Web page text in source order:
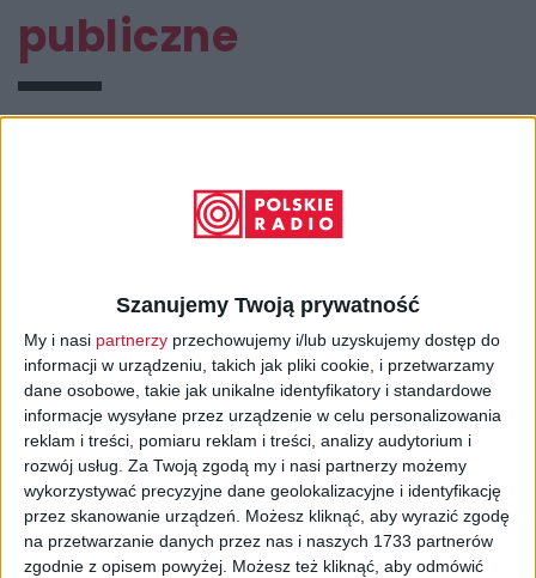
Szanujemy Twoją prywatność
My i nasi partnerzy przechowujemy i/lub uzyskujemy dostęp do
informacji w urządzeniu, takich jak pliki cookie, i przetwarzamy
dane osobowe, takie jak unikalne identyfikatory i standardowe
informacje wysyłane przez urządzenie w celu personalizowania
reklam i treści, pomiaru reklam i treści, analizy audytorium i
rozwój usług. Za Twoją zgodą my i nasi partnerzy możemy
wykorzystywać precyzyjne dane geolokalizacyjne i identyfikację
przez skanowanie urządzeń. Możesz kliknąć, aby wyrazić zgodę
na przetwarzanie danych przez nas i naszych 1733 partnerów
zgodnie z opisem powyżej. Możesz też kliknąć, aby odmówić
publiczne
Zapytanie ofertowe na zakup 10
licencji oprogramowania
AudioTXConnect z kodowaniem AAC
Zapytanie ofertowe